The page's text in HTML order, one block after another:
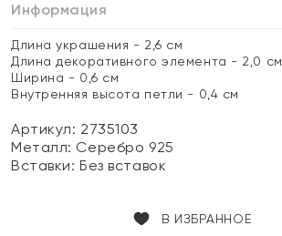
Информация
Длина украшения - 2,6 см
Длина декоративного элемента - 2,0 см
Ширина - 0,6 см
Внутренняя высота петли - 0,4 см
Артикул: 2735103
Металл: Серебро 925
Вставки:Без вставок
В ИЗБРАННОЕ